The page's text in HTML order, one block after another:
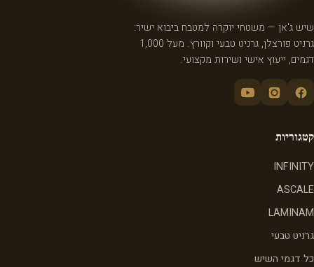
שיש ג'אן — משטחי יוקרה למטבח ביבוא ישיר:
גרניט פורצלן, גרניט טבעי וקוורץ. מעל 1,000
דגמים, ייעוץ אישי ושירות מקצועי.
קטגוריות
INFINITY
ASCALE
LAMINAM
גרניט טבעי
כל דגמי השיש